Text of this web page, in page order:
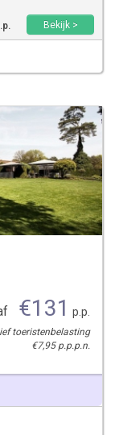
Bekijk >
€131 p.p.
toeristenbelasting
€7,95 p.p.p.n.